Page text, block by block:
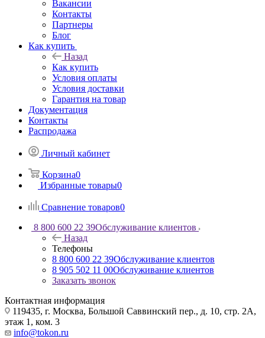
Вакансии
Контакты
Партнеры
Блог
Как купить
Назад
Как купить
Условия оплаты
Условия доставки
Гарантия на товар
Документация
Контакты
Распродажа
Личный кабинет
Корзина0
Избранные товары0
Сравнение товаров0
8 800 600 22 39Обслуживание клиентов
Назад
Телефоны
8 800 600 22 39Обслуживание клиентов
8 905 502 11 00Обслуживание клиентов
Заказать звонок
Контактная информация
119435, г. Москва, Большой Саввинский пер., д. 10, стр. 2А,
этаж 1, ком. 3
info@tokon.ru